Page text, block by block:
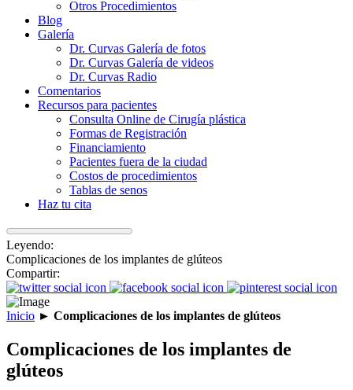
Otros Procedimientos
Blog
Galería
Dr. Curvas Galería de fotos
Dr. Curvas Galería de videos
Dr. Curvas Radio
Comentarios
Recursos para pacientes
Consulta Online de Cirugía plástica
Formas de Registración
Financiamiento
Pacientes fuera de la ciudad
Costos de procedimientos
Tablas de senos
Haz tu cita
Leyendo:
Complicaciones de los implantes de glúteos
Compartir:
Inicio ► Complicaciones de los implantes de glúteos
Complicaciones de los implantes de
glúteos